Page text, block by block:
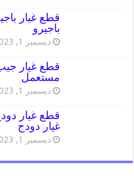
باجيرو
ديسمبر 1, 2023
مستعمل
ديسمبر 1, 2023
غيار دودج
ديسمبر 1, 2023